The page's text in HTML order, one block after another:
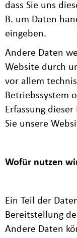
dass Sie uns
B. um Daten
eingeben.
Andere Daten
Website durch
vor allem
Betriebssystem
Erfassung
Sie unsere
Wofür nutzen
Ein Teil der
Bereitstellung
Andere Daten